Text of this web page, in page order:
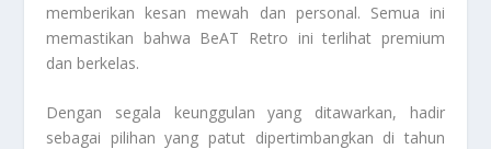
memberikan kesan mewah dan personal. Semua ini
memastikan bahwa BeAT Retro ini terlihat premium
dan berkelas.
Dengan segala keunggulan yang ditawarkan, hadir
sebagai pilihan yang patut dipertimbangkan di tahun